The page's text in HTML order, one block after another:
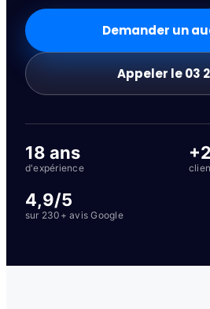
Demander un
Appeler le 03
18 ans
d'expérience
4,9/5
sur 230+ avis Google